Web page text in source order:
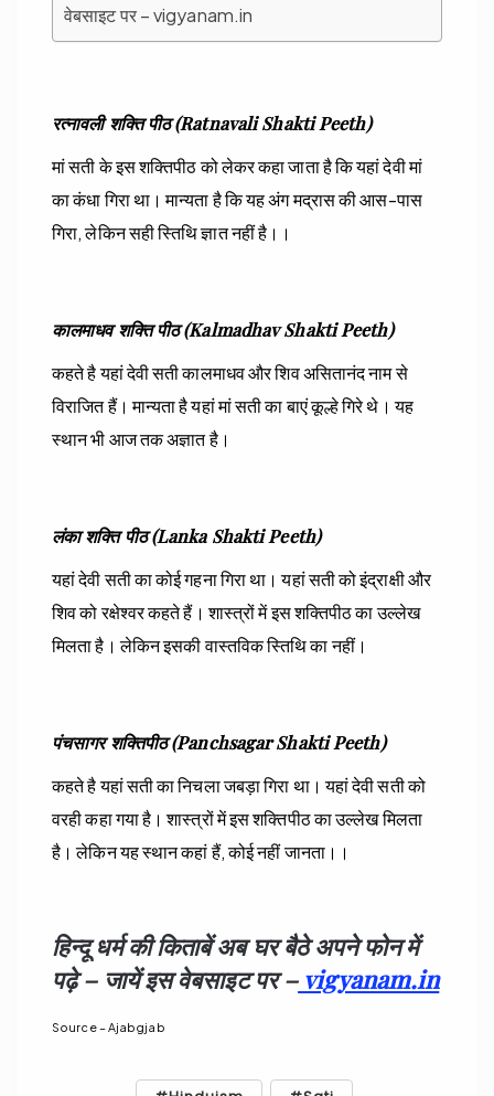
वेबसाइट पर – vigyanam.in
रत्नावली शक्ति पीठ (Ratnavali Shakti Peeth)
मां सती के इस शक्तिपीठ को लेकर कहा जाता है कि यहां देवी मां
का कंधा गिरा था। मान्यता है कि यह अंग मद्रास की आस-पास
गिरा, लेकिन सही स्तिथि ज्ञात नहीं है।।
कालमाधव शक्ति पीठ (Kalmadhav Shakti Peeth)
कहते है यहां देवी सती कालमाधव और शिव असितानंद नाम से
विराजित हैं। मान्यता है यहां मां सती का बाएं कूल्हे गिरे थे। यह
स्थान भी आज तक अज्ञात है।
लंका शक्ति पीठ (Lanka Shakti Peeth)
यहां देवी सती का कोई गहना गिरा था। यहां सती को इंद्राक्षी और
शिव को रक्षेश्वर कहते हैं। शास्त्रों में इस शक्तिपीठ का उल्लेख
मिलता है। लेकिन इसकी वास्तविक स्तिथि का नहीं।
पंचसागर शक्तिपीठ (Panchsagar Shakti Peeth)
कहते है यहां सती का निचला जबड़ा गिरा था। यहां देवी सती को
वरही कहा गया है। शास्त्रों में इस शक्तिपीठ का उल्लेख मिलता
है। लेकिन यह स्थान कहां हैं, कोई नहीं जानता।।
हिन्दू धर्म की किताबें अब घर बैठे अपने फोन में
पढ़े – जायें इस वेबसाइट पर –vigyanam.in
Source – Ajabgjab